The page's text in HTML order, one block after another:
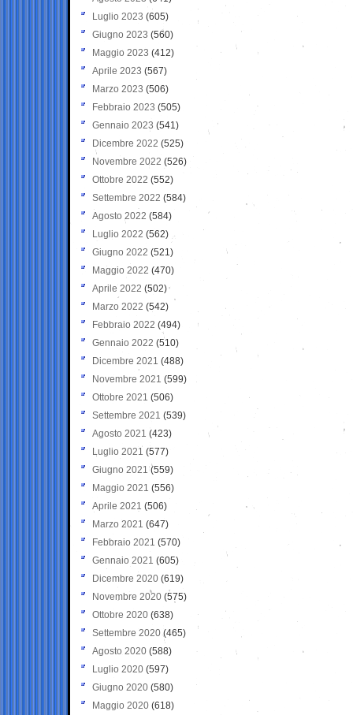
Luglio 2023 (605)
Giugno 2023 (560)
Maggio 2023 (412)
Aprile 2023 (567)
Marzo 2023 (506)
Febbraio 2023 (505)
Gennaio 2023 (541)
Dicembre 2022 (525)
Novembre 2022 (526)
Ottobre 2022 (552)
Settembre 2022 (584)
Agosto 2022 (584)
Luglio 2022 (562)
Giugno 2022 (521)
Maggio 2022 (470)
Aprile 2022 (502)
Marzo 2022 (542)
Febbraio 2022 (494)
Gennaio 2022 (510)
Dicembre 2021 (488)
Novembre 2021 (599)
Ottobre 2021 (506)
Settembre 2021 (539)
Agosto 2021 (423)
Luglio 2021 (577)
Giugno 2021(559)
Maggio 2021 (556)
Aprile 2021 (506)
Marzo 2021 (647)
Febbraio 2021 (570)
Gennaio 2021 (605)
Dicembre 2020 (619)
Novembre 2020 (575)
Ottobre 2020 (638)
Settembre 2020(465)
Agosto 2020 (588)
Luglio 2020 (597)
Giugno 2020 (580)
Maggio 2020 (618)